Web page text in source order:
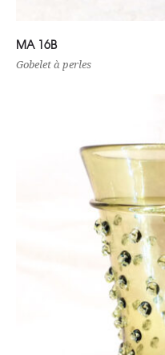
Lire la suite
MA 16B
Gobelet à perles